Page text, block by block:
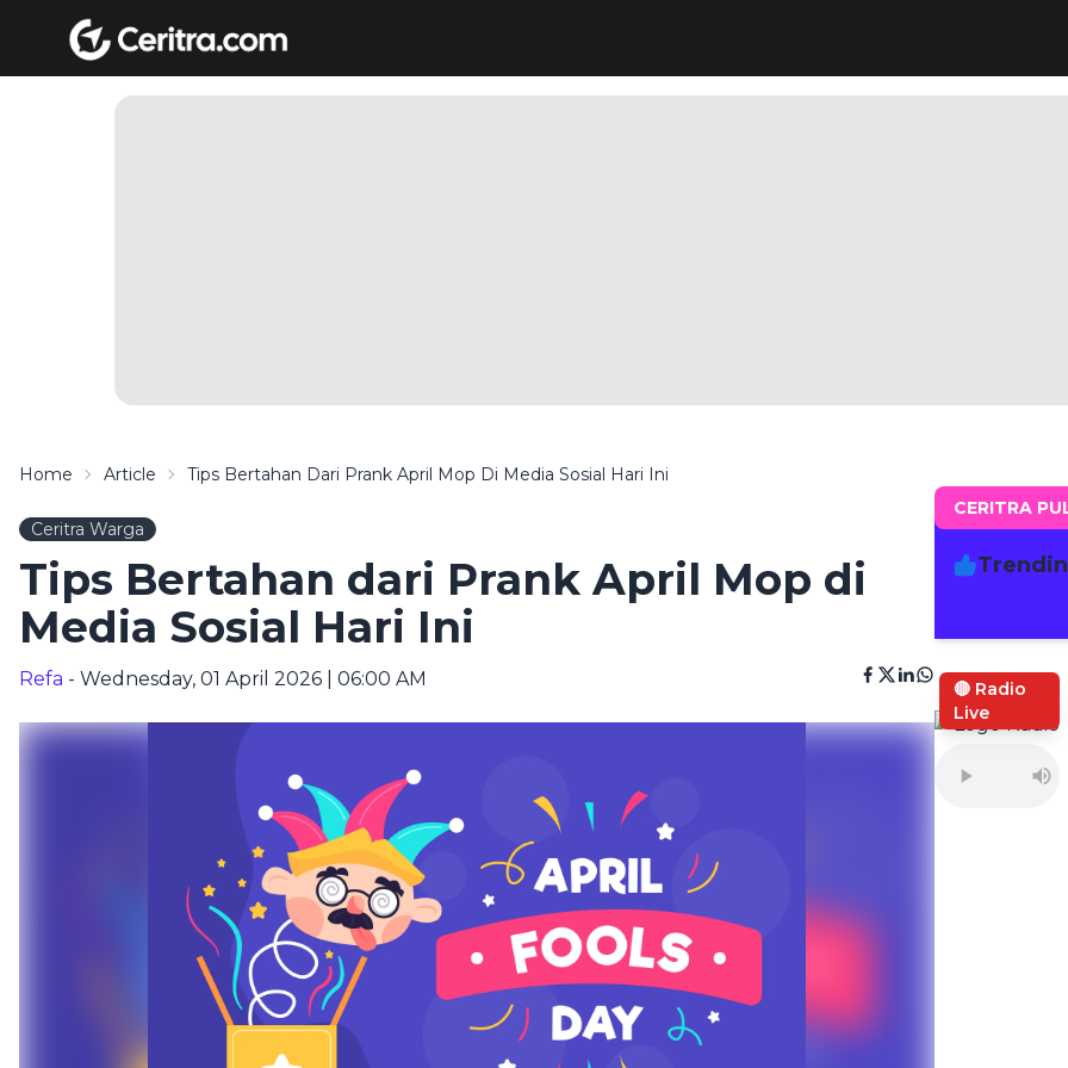
Home Article Tips Bertahan Dari Prank April Mop Di Media Sosial Hari Ini
Ceritra Warga
Tips Bertahan dari Prank April Mop di
Media Sosial Hari Ini
Refa - Wednesday, 01 April 2026 | 06:00 AM
CERITRA
🔴 Radio
Live